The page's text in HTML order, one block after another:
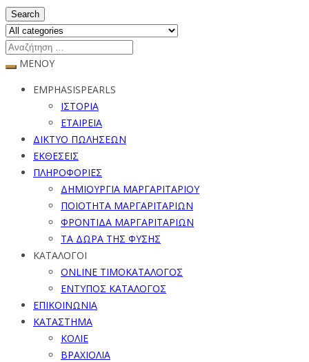
Search
ΜΕΝΟΥ
EMPHASISPEARLS
ΙΣΤΟΡΙΑ
ΕΤΑΙΡΕΙΑ
ΔΙΚΤΥΟ ΠΩΛΗΣΕΩΝ
ΕΚΘΕΣΕΙΣ
ΠΛΗΡΟΦΟΡΙΕΣ
ΔΗΜΙΟΥΡΓΙΑ ΜΑΡΓΑΡΙΤΑΡΙΟΥ
ΠΟΙΟΤΗΤΑ ΜΑΡΓΑΡΙΤΑΡΙΩΝ
ΦΡΟΝΤΙΔΑ ΜΑΡΓΑΡΙΤΑΡΙΩΝ
ΤΑ ΔΩΡΑ ΤΗΣ ΦΥΣΗΣ
ΚΑΤΑΛΟΓΟΙ
ONLINE ΤΙΜΟΚΑΤΑΛΟΓΟΣ
ΕΝΤΥΠΟΣ ΚΑΤΑΛΟΓΟΣ
ΕΠΙΚΟΙΝΩΝΙΑ
ΚΑΤΑΣΤΗΜΑ
ΚΟΛΙΕ
ΒΡΑΧΙΟΛΙΑ